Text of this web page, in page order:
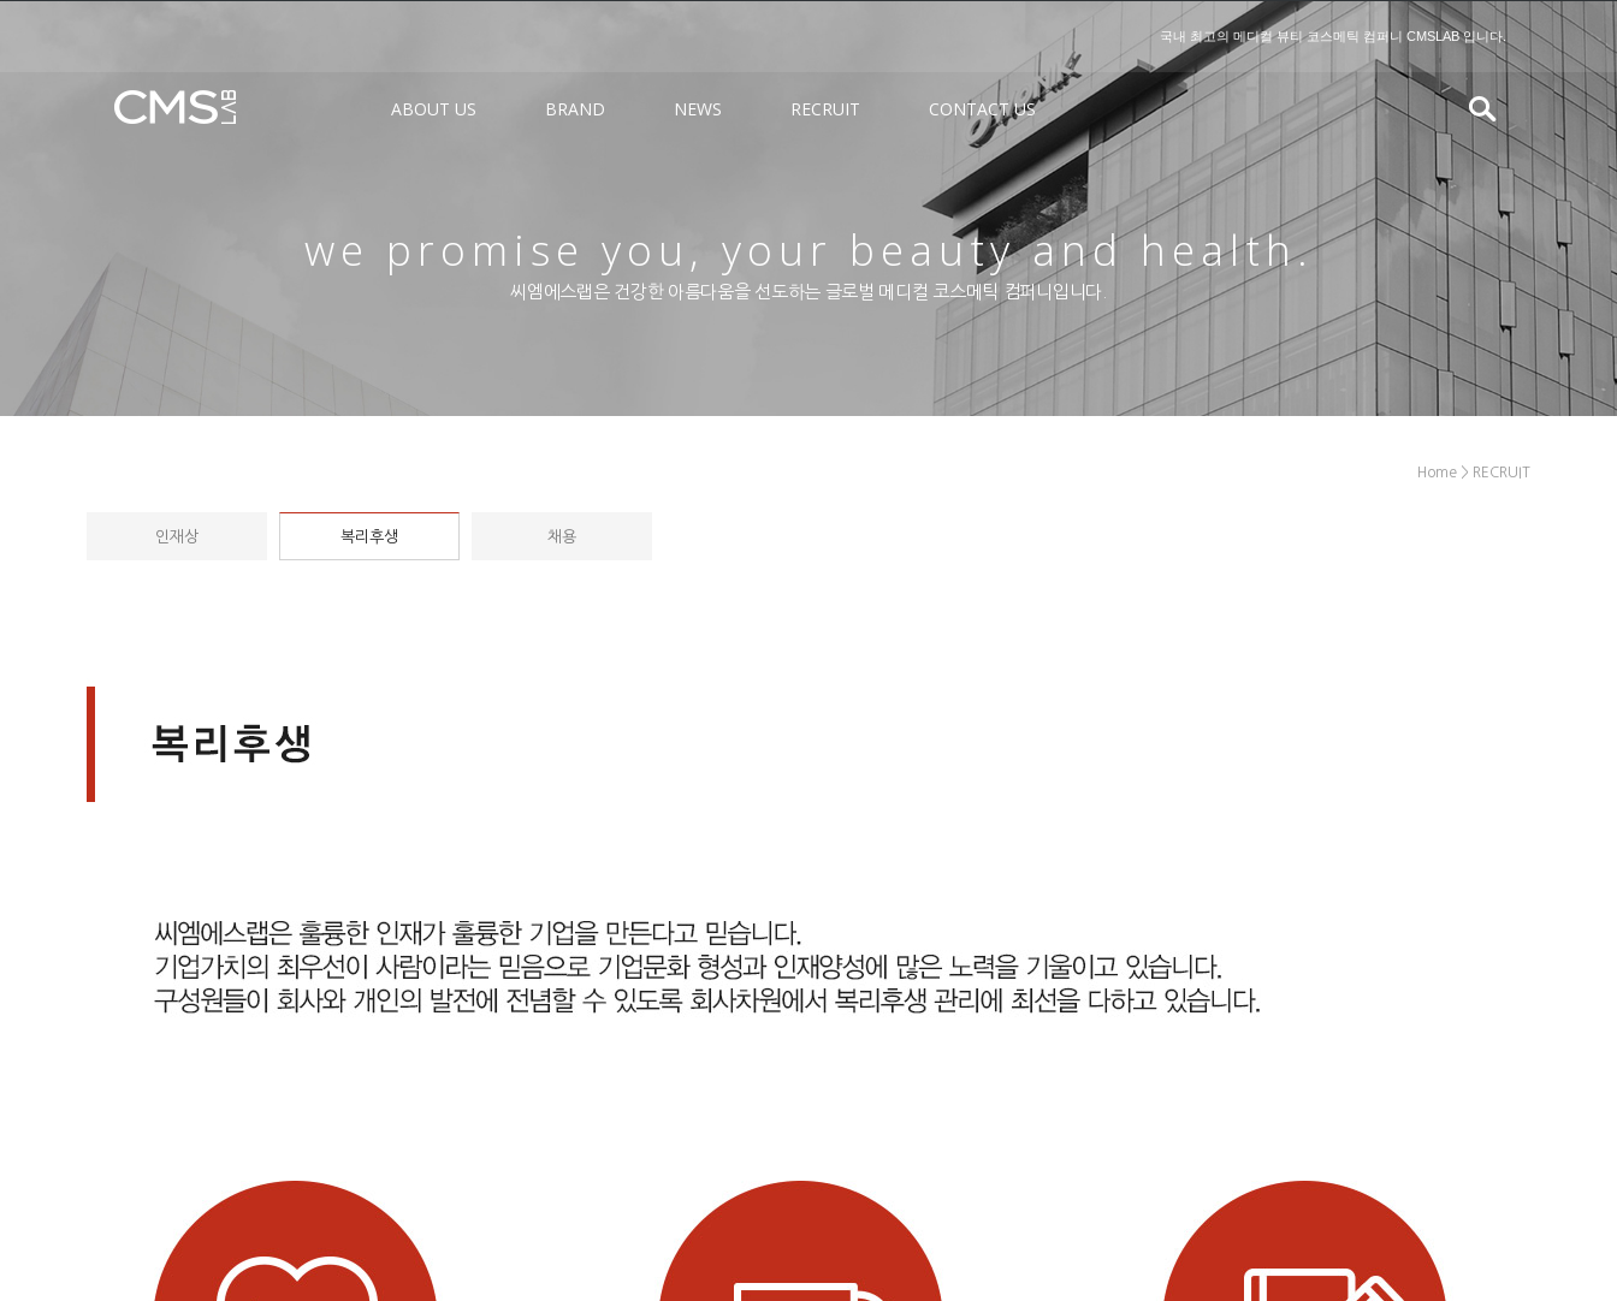
국내 최고의 메디컬 뷰티 코스메틱 컴퍼니 CMSLAB 입니다.
ABOUT US BRAND NEWS RECRUIT CONTACT US
we promise you, your beauty and health.
씨엠에스랩은 건강한 아름다움을 선도하는 글로벌 메디컬 코스메틱 컴퍼니입니다.
Home > RECRUIT
인재상 복리후생 채용